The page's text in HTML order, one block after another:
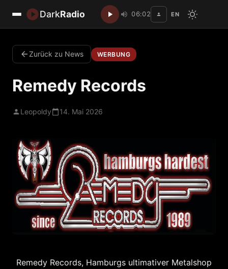
DarkRadio 06:02 EN
Zurück zu News WERBUNG
Remedy Records
Leopoldy 14. Mai 2026
Remedy Records, Hamburgs ultimativer Metalshop